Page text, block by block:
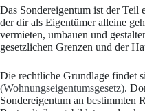
Das Sondereigentum ist der Teil
der dir als Eigentümer alleine
vermieten, umbauen und
gesetzlichen Grenzen und der
Die rechtliche Grundlage findet
(Wohnungseigentumsgesetz).
Sondereigentum an bestimmten